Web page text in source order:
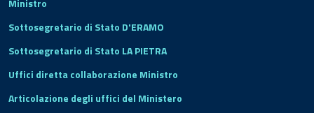
Ministro
Sottosegretario di Stato D'ERAMO
Sottosegretario di Stato LA PIETRA
Uffici diretta collaborazione Ministro
Articolazione degli uffici del Ministero